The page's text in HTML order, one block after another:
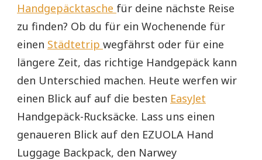
Handgepäcktasche für deine nächste Reise
zu finden? Ob du für ein Wochenende für
einen Städtetrip wegfährst oder für eine
längere Zeit, das richtige Handgepäck kann
den Unterschied machen. Heute werfen wir
einen Blick auf auf die besten EasyJet
Handgepäck-Rucksäcke. Lass uns einen
genaueren Blick auf den EZUOLA Hand
Luggage Backpack, den Narwey